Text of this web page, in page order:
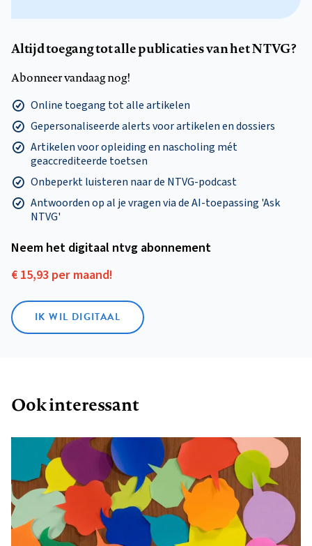
Altijd toegang tot alle publicaties van het NTVG?
Abonneer vandaag nog!
Online toegang tot alle artikelen
Gepersonaliseerde alerts voor artikelen en dossiers
Artikelen voor opleiding en nascholing mét
geaccrediteerde toetsen
Onbeperkt luisteren naar de NTVG-podcast
Antwoorden op al je vragen via de AI-toepassing 'Ask
NTVG'
Neem het digitaal ntvg abonnement
€ 15,93 per maand!
IK WIL DIGITAAL
Ook interessant